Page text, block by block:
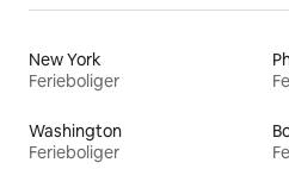
New York
Ferieboliger
Washington
Ferieboliger